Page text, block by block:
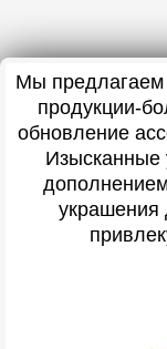
Мы предлагаем
продукции-
обновление
Изысканные
украшения